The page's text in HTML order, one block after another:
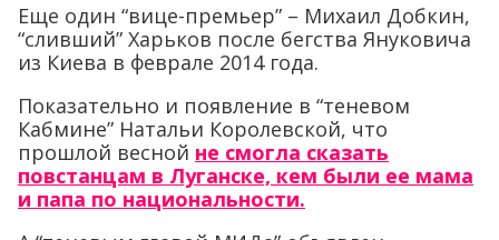
Еще один “вице-премьер” – Михаил Добкин,
“сливший” Харьков после бегства Януковича
из Киева в феврале 2014 года.
Показательно и появление в “теневом
Кабмине” Натальи Королевской, что
прошлой весной не смогла сказать
повстанцам в Луганске, кем были ее мама
и папа по национальности.